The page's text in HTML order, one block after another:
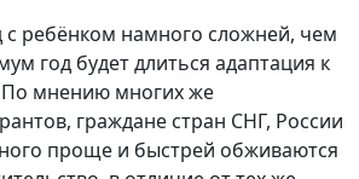
с ребёнком намного сложней, чем
год будет длиться адаптация к
мнению многих же
граждане стран СНГ, России
проще и быстрей обживаются